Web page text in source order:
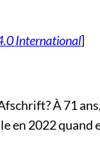
International]
À 71
en 2022